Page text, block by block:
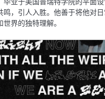
业于美国普瑞特学院的平⾯
，引⼈⼊胜。他善于将他对
界的独特理解。